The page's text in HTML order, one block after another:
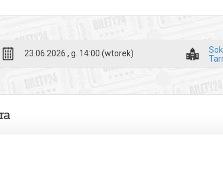
23.06.2026 , g. 14:00 (wtorek)